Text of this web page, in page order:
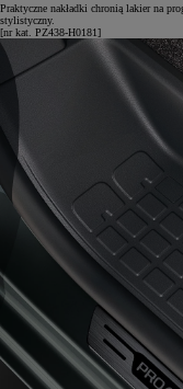
Praktyczne nakładki chronią lakier na
stylistyczny.
[nr kat. PZ438-H0181]